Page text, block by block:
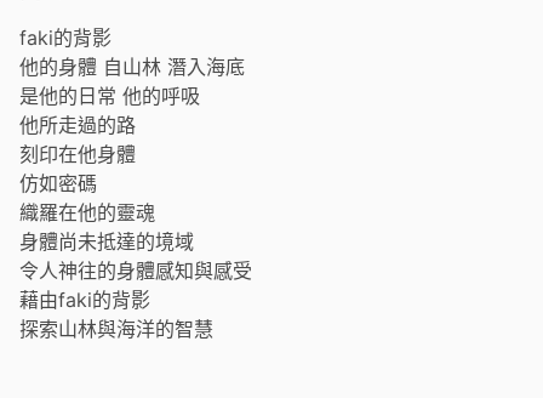
faki的背影
他的身體 自山林 潛入海底
是他的日常 他的呼吸
他所走過的路
刻印在他身體
仿如密碼
織羅在他的靈魂
身體尚未抵達的境域
令人神往的身體感知與感受
藉由faki的背影
探索山林與海洋的智慧